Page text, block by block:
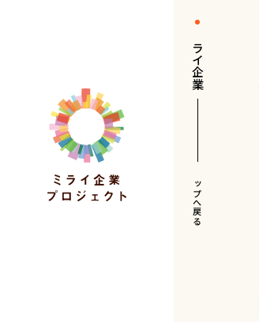
ミライ企業
トップへ戻る